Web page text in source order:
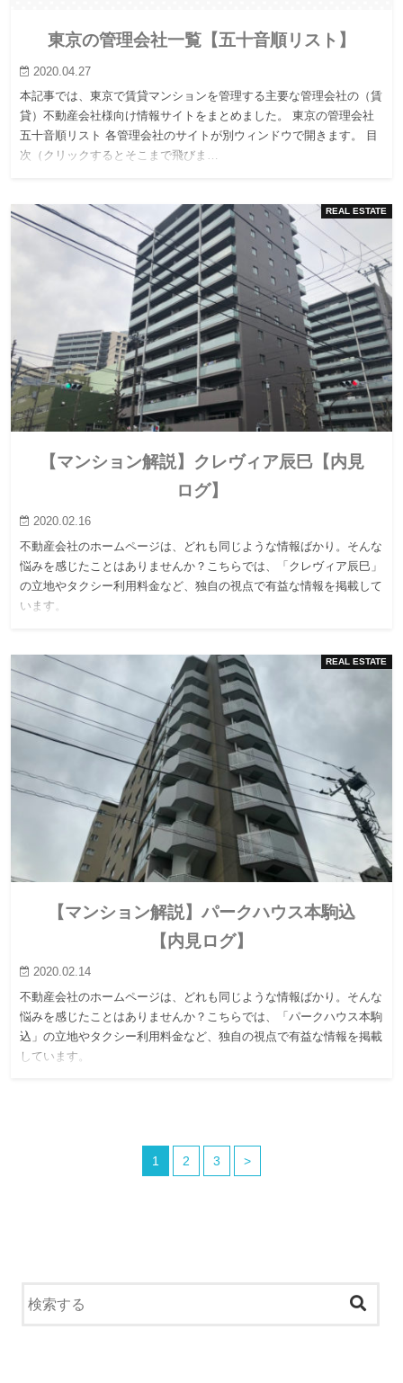
東京の管理会社一覧【五十音順リスト】
2020.04.27
本記事では、東京で賃貸マンションを管理する主要な管理会社の（賃
貸）不動産会社様向け情報サイトをまとめました。 東京の管理会社
五十音順リスト 各管理会社のサイトが別ウィンドウで開きます。 目
次（クリックするとそこまで飛びま…
REAL ESTATE
【マンション解説】クレヴィア辰巳【内見
ログ】
2020.02.16
不動産会社のホームページは、どれも同じような情報ばかり。そんな
悩みを感じたことはありませんか？こちらでは、「クレヴィア辰巳」
の立地やタクシー利用料金など、独自の視点で有益な情報を掲載して
います。
REAL ESTATE
【マンション解説】パークハウス本駒込
【内見ログ】
2020.02.14
不動産会社のホームページは、どれも同じような情報ばかり。そんな
悩みを感じたことはありませんか？こちらでは、「パークハウス本駒
込」の立地やタクシー利用料金など、独自の視点で有益な情報を掲載
しています。
1 2 3 >